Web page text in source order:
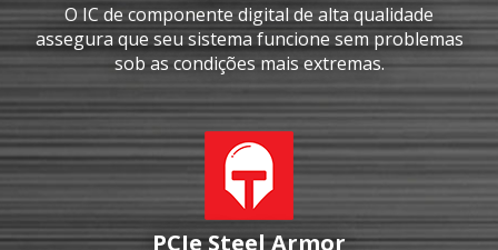
O IC de componente digital de alta qualidade
assegura que seu sistema funcione sem problemas
sob as condições mais extremas.
PCIe Steel Armor